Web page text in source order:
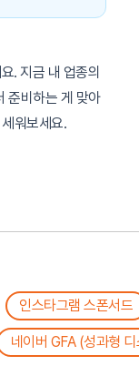
. 지금 내 업종의
준비하는 게 맞아
워보세요.
인스타그램 스폰서드
네이버 GFA (성과형